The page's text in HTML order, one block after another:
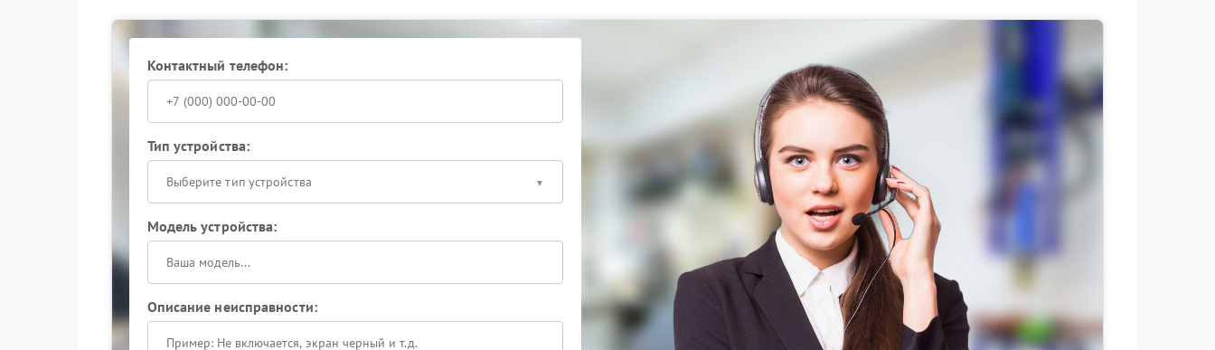
Контактный телефон:
Тип устройства:
Выберите тип устройства
Модель устройства:
Описание неисправности: